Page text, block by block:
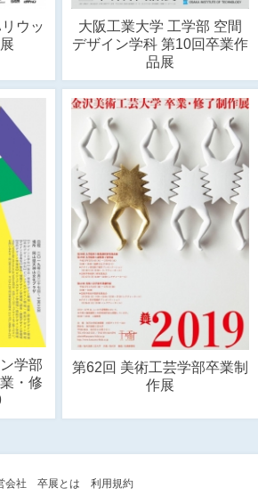
ウッ
大阪工業大学 工学部 空間
デザイン学科 第10回卒業作
品展
学部
・修
第62回 美術工芸学部卒業制
作展
会社 卒展とは 利用規約